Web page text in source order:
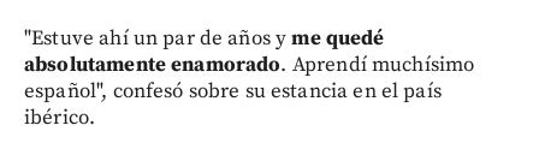
"Estuve ahí un par de años yme quedé
absolutamente enamorado. Aprendí muchísimo
español", confesó sobre su estancia en el país
ibérico.